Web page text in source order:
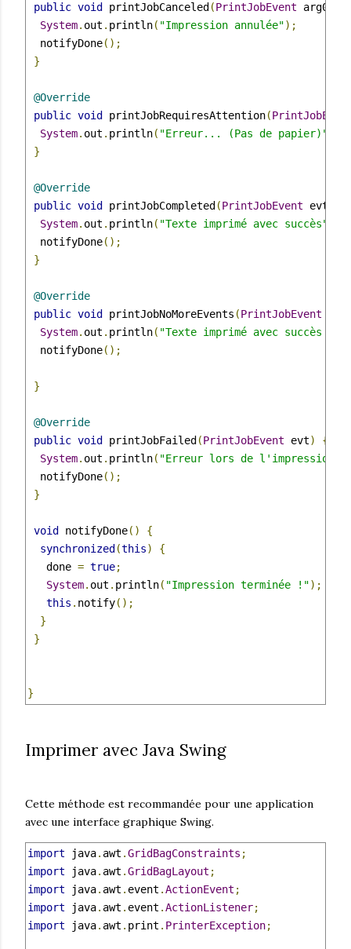
public void printJobCanceled (PrintJobEvent arg0
System. out . println( "Impression annulée");
  notifyDone
();
}
@Override
public void printJobRequiresAttention(
System. out . println( "Erreur... (Pas de papier)"
}
@Override
public void printJobCompleted (PrintJobEvent evt
System. out . println( "Texte imprimé avec succès"
  notifyDone
();
}
@Override
public void printJobNoMoreEvents (PrintJobEvent
System. out . println( "Texte imprimé avec succès
  notifyDone
();
}
@Override
public void printJobFailed (PrintJobEvent evt)
{
System. out . println( "Erreur lors de l'impression"
  notifyDone
();
}
void notifyDone()
{
synchronized (this)
{
   done
= true;
System. out . println( "Impression terminée !");
this . notify();
}
}
}
Imprimer avec Java Swing
Cette méthode est recommandée pour une application
avec une interface graphique Swing.
import java. awt .GridBagConstraints ;
import java. awt .GridBagLayout ;
import java. awt . event .ActionEvent ;
import java. awt . event .ActionListener;
import java. awt . print . PrinterException;